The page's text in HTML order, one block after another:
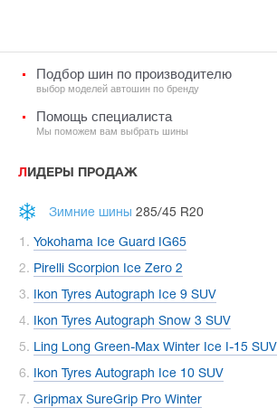
Подбор шин по производителю
выбор моделей автошин по бренду
Помощь специалиста
Мы поможем вам выбрать шины
ЛИДЕРЫ ПРОДАЖ
Зимние шины 285/45 R20
Yokohama Ice Guard IG65
Pirelli Scorpion Ice Zero 2
Ikon Tyres Autograph Ice 9 SUV
Ikon Tyres Autograph Snow 3 SUV
Ling Long Green-Max Winter Ice I-15 SUV
Ikon Tyres Autograph Ice 10 SUV
Gripmax SureGrip Pro Winter